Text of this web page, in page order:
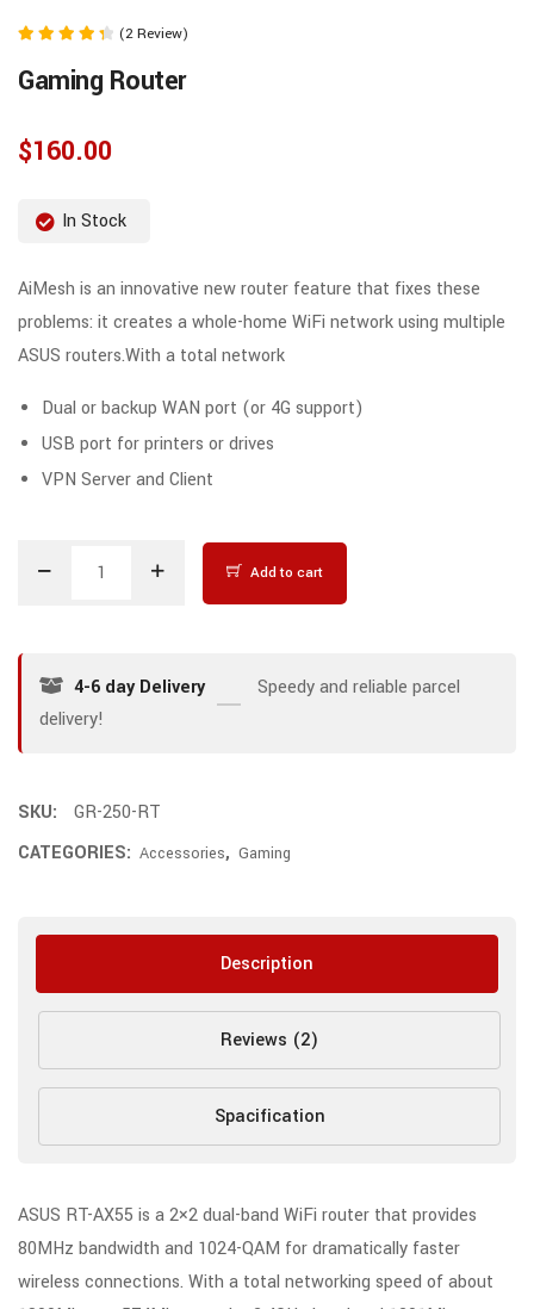
4.50
out of 5
(2 Review)
Gaming Router
$160.00
In Stock
AiMesh is an innovative new router feature that fixes these
problems: it creates a whole-home WiFi network using multiple
ASUS routers.With a total network
Dual or backup WAN port (or 4G support)
USB port for printers or drives
VPN Server and Client
Add to cart
4-6 day Delivery
Speedy and reliable parcel
delivery!
SKU:
GR-250-RT
CATEGORIES: Accessories, Gaming
Description
Reviews (2)
Spacification
ASUS RT-AX55 is a 2×2 dual-band WiFi router that provides
80MHz bandwidth and 1024-QAM for dramatically faster
wireless connections. With a total networking speed of about